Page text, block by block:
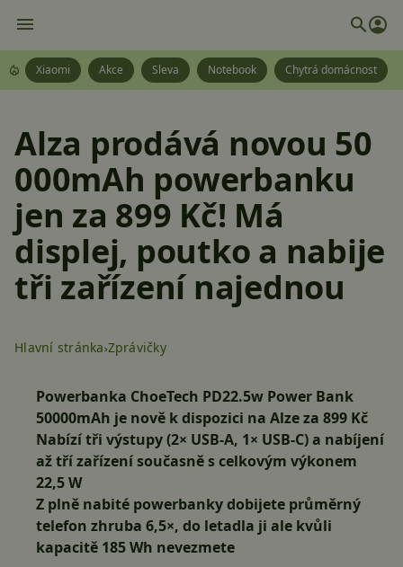
Xiaomi Akce Sleva Notebook Chytrá domácnost
Alza prodává novou 50
000mAh powerbanku
jen za 899 Kč! Má
displej, poutko a nabije
tři zařízení najednou
Hlavní stránka Zprávičky
Powerbanka ChoeTech PD22.5w Power Bank
50000mAh je nově k dispozici na Alze za 899 Kč
Nabízí tři výstupy (2× USB-A, 1× USB-C) a nabíjení
až tří zařízení současně s celkovým výkonem
22,5 W
Z plně nabité powerbanky dobijete průměrný
telefon zhruba 6,5×, do letadla ji ale kvůli
kapacitě 185 Wh nevezmete